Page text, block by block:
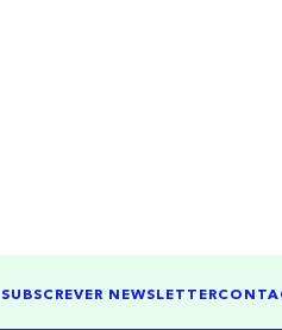
SUBSCREVER NEWSLETTER